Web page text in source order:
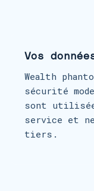
Vos
Wealth
sécurité
sont
service et
tiers.